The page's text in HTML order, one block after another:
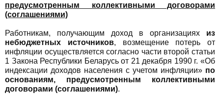
предусмотренным коллективными договорами
(соглашениями)
Работникам, получающим доход в организациях из
небюджетных источников, возмещение потерь от
инфляции осуществляется согласно части второй статьи
1 Закона Республики Беларусь от 21 декабря 1990 г. «Об
индексации доходов населения с учетом инфляции» по
основаниям, предусмотренным коллективными
договорами (соглашениями).